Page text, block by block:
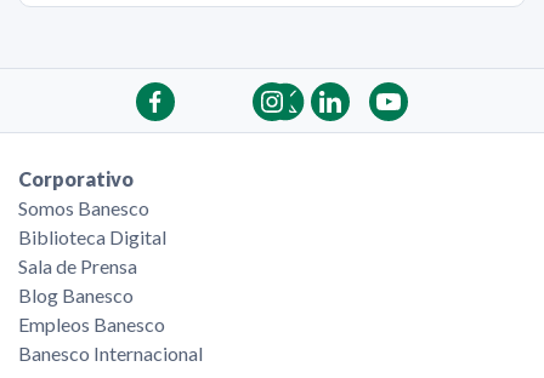
Corporativo
Somos Banesco
Biblioteca Digital
Sala de Prensa
Blog Banesco
Empleos Banesco
Banesco Internacional